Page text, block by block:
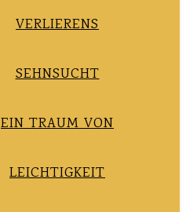
VERLIERENS
SEHNSUCHT
EIN TRAUM VON
LEICHTIGKEIT